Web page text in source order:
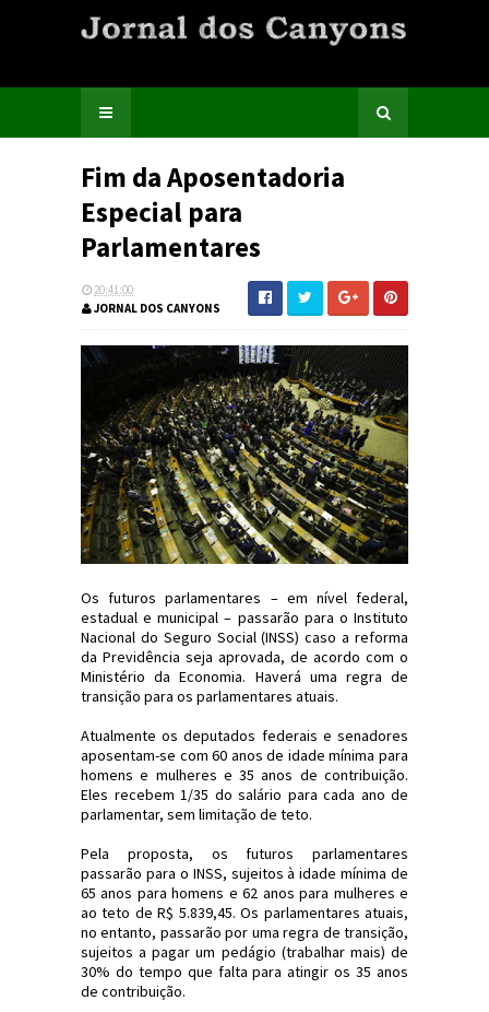
Fim da Aposentadoria
Especial para
Parlamentares
20:41:00
JORNAL DOS CANYONS
Os futuros parlamentares – em nível federal,
estadual e municipal – passarão para o Instituto
Nacional do Seguro Social (INSS) caso a reforma
da Previdência seja aprovada, de acordo com o
Ministério da Economia. Haverá uma regra de
transição para os parlamentares atuais.
Atualmente os deputados federais e senadores
aposentam-se com 60 anos de idade mínima para
homens e mulheres e 35 anos de contribuição.
Eles recebem 1/35 do salário para cada ano de
parlamentar, sem limitação de teto.
Pela proposta, os futuros parlamentares
passarão para o INSS, sujeitos à idade mínima de
65 anos para homens e 62 anos para mulheres e
ao teto de R$ 5.839,45. Os parlamentares atuais,
no entanto, passarão por uma regra de transição,
sujeitos a pagar um pedágio (trabalhar mais) de
30% do tempo que falta para atingir os 35 anos
de contribuição.